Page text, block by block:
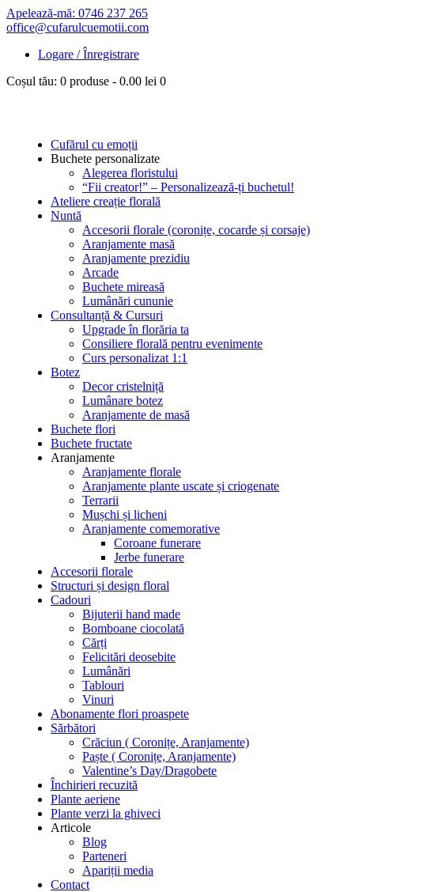
Apelează-mă: 0746 237 265
office@cufarulcuemotii.com
Logare / Înregistrare
Coșul tău: 0 produse - 0.00 lei 0
Cufărul cu emoții
Buchete personalizate
Alegerea floristului
“Fii creator!” – Personalizează-ți buchetul!
Ateliere creație florală
Nuntă
Accesorii florale (coronițe, cocarde și corsaje)
Aranjamente masă
Aranjamente prezidiu
Arcade
Buchete mireasă
Lumânări cununie
Consultanță & Cursuri
Upgrade în florăria ta
Consiliere florală pentru evenimente
Curs personalizat 1:1
Botez
Decor cristelniță
Lumânare botez
Aranjamente de masă
Buchete flori
Buchete fructate
Aranjamente
Aranjamente florale
Aranjamente plante uscate și criogenate
Terrarii
Mușchi și licheni
Aranjamente comemorative
Coroane funerare
Jerbe funerare
Accesorii florale
Structuri și design floral
Cadouri
Bijuterii hand made
Bomboane ciocolată
Cărți
Felicitări deosebite
Lumânări
Tablouri
Vinuri
Abonamente flori proaspete
Sărbători
Crăciun ( Coronițe, Aranjamente)
Paște ( Coronițe, Aranjamente)
Valentine’s Day/Dragobete
Închirieri recuzită
Plante aeriene
Plante verzi la ghiveci
Articole
Blog
Parteneri
Apariții media
Contact